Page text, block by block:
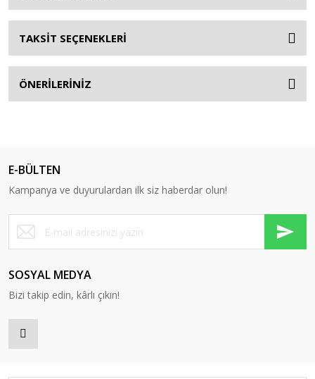
TAKSİT SEÇENEKLERİ
ÖNERİLERİNİZ
E-BÜLTEN
Kampanya ve duyurulardan ilk siz haberdar olun!
SOSYAL MEDYA
Bizi takip edin, kârlı çıkın!